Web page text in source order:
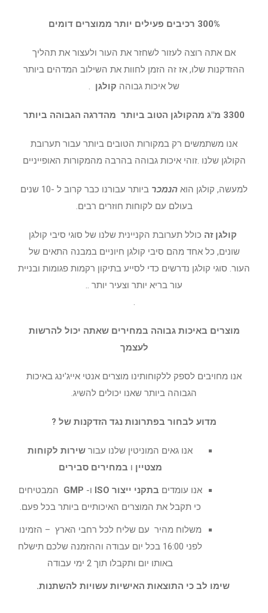
300% רכיבים פעילים יותר ממוצרים דומים
אם אתה רוצה לעזור לשחזר את העור ולעצור את תהליך
ההזדקנות שלו, אז זה הזמן לחוות את השילוב המדהים ביותר
של איכות גבוהה קולגן .
3300 מ"ג מהקולגן הטוב ביותר מהדרגה הגבוהה ביותר
אנו משתמשים רק במקורות הטובים ביותר עבור תערובת
הקולגן שלנו .זוהי איכות גבוהה בהרבה מהמקורות האופייניים
למעשה, קולגן הוא הנמכר
ביותר עבורנו כבר קרוב ל -10 שנים
בעולם עם לקוחות חוזרים רבים.
קולגן זה כולל תערובת הקניינית שלנו של סוגי סיבי קולגן
שונים, כל אחד מהם סיבי קולגן חיוניים במבנה התאים של
העור. סוגי קולגן נדרשים כדי לסייע בתיקון רקמות פגומות ובניית
עור בריא יותר וצעיר יותר ..
.
מוצרים באיכות גבוהה במחירים שאתה יכול להרשות
לעצמך
אנו מחויבים לספק ללקוחותינו מוצרים אנטי אייג'ינג באיכות
הגבוהה ביותר שאנו יכולים להשיג.
מדוע לבחור בפתרונות נגד הזדקנות של ?
אנו גאים המוניטין שלנו עבור שירות לקוחות
מצטיין ו במחירים סבירים
אנו עומדים בתקני ייצור ISO ו- GMP המבטיחים
כי תקבל את המוצרים האיכותיים ביותר בכל פעם.
משלוח מהיר עם שליח לכל רחבי הארץ – הזמינו
לפני 16:00 בכל יום עבודה וההזמנה שלכם תישלח
באותו יום ותקבלו תוך 2 ימי עבודה
שימו לב כי התוצאות האישיות עשויות להשתנות.